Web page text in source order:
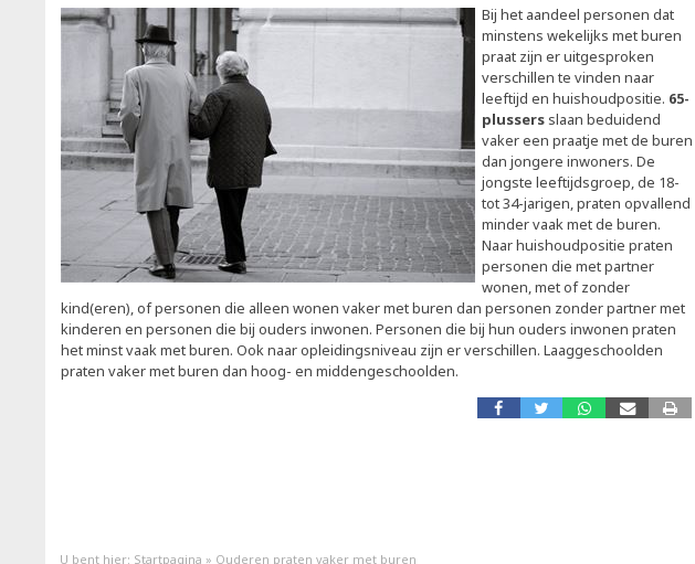
Bij het aandeel personen dat
minstens wekelijks met buren
praat zijn er uitgesproken
verschillen te vinden naar
leeftijd en huishoudpositie. 65-
plussers slaan beduidend
vaker een praatje met de buren
dan jongere inwoners. De
jongste leeftijdsgroep, de 18-
tot 34-jarigen, praten opvallend
minder vaak met de buren.
Naar huishoudpositie praten
personen die met partner
wonen, met of zonder
kind(eren), of personen die alleen wonen vaker met buren dan personen zonder partner met
kinderen en personen die bij ouders inwonen. Personen die bij hun ouders inwonen praten
het minst vaak met buren. Ook naar opleidingsniveau zijn er verschillen. Laaggeschoolden
praten vaker met buren dan hoog- en middengeschoolden.
U bent hier: Startpagina » Ouderen praten vaker met buren